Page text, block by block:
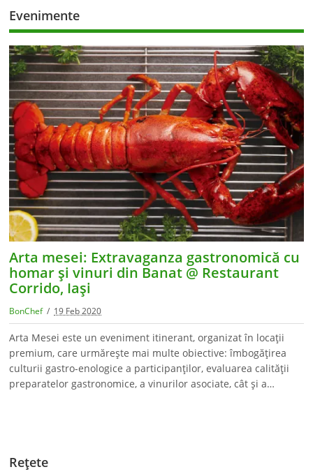
Evenimente
Arta mesei: Extravaganza gastronomică cu
homar şi vinuri din Banat @ Restaurant
Corrido, Iaşi
BonChef 19 Feb 2020
Arta Mesei este un eveniment itinerant, organizat în locaţii
premium, care urmăreşte mai multe obiective: îmbogăţirea
culturii gastro-enologice a participanţilor, evaluarea calităţii
preparatelor gastronomice, a vinurilor asociate, cât şi a…
Reţete